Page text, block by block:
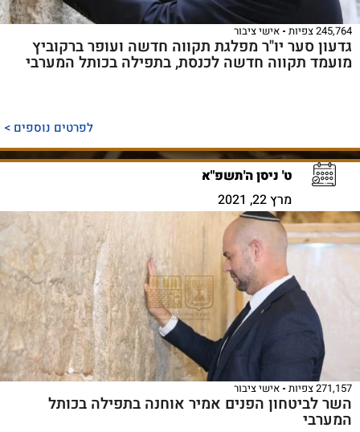
245,764 צפיות אישי ציבור
גדעון סער יו"ר מפלגת תקווה חדשה ועופר ברקוביץ
מועמד תקווה חדשה לכנסת, בתפילה בכותל המערבי
לפרטים נוספים >
ט' ניסן ה'תשפ"א
מרץ 22, 2021
271,157 צפיות אישי ציבור
השר לביטחון הפנים אמיר אוחנה בתפילה בכותל
המערבי